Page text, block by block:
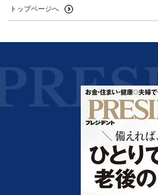
トップページへ